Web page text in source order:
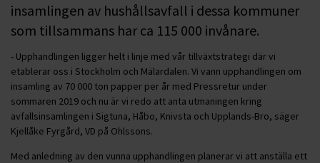
insamlingen av hushållsavfall i dessa kommuner
som tillsammans har ca 115 000 invånare.
- Upphandlingen ligger helt i linje med vår tillväxtstrategi där vi
etablerar oss i Stockholm och Mälardalen. Vi vann upphandlingen om
insamling av 70 000 ton papper per år med Pressretur under
sommaren 2019 och nu är vi redo att anta utmaningen kring
avfallsinsamlingen i Sigtuna, Håbo, Knivsta och Upplands-Bro, säger
Kjellåke Fyrgård, VD på Ohlssons.
Med anledning av den vunna upphandlingen planerar vi att anställa ett